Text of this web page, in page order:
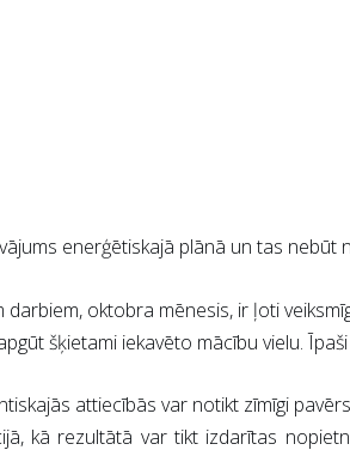
enerģētiskajā plānā un tas nebūt
oktobra mēnesis, ir ļoti
šķietami iekavēto mācību vielu.
attiecībās var notikt zīmīgi
kā rezultātā var tikt izdarītas